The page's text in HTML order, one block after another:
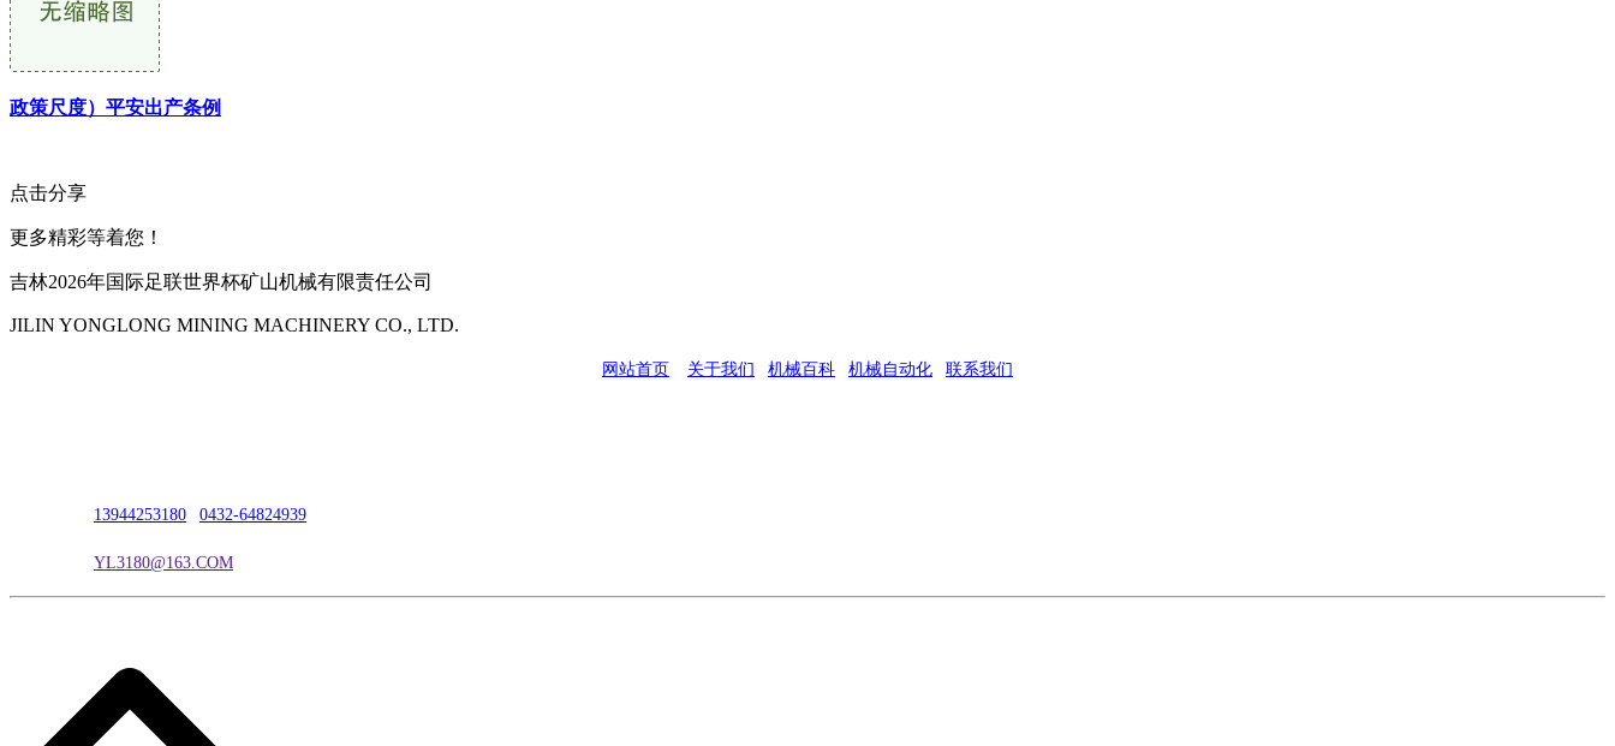
政策尺度）平安出产条例
点击分享
更多精彩等着您！
吉林2026年国际足联世界杯矿山机械有限责任公司
JILIN YONGLONG MINING MACHINERY CO., LTD.
网站首页 关于我们 机械百科 机械自动化 联系我们
13944253180 0432-64824939
YL3180@163.COM